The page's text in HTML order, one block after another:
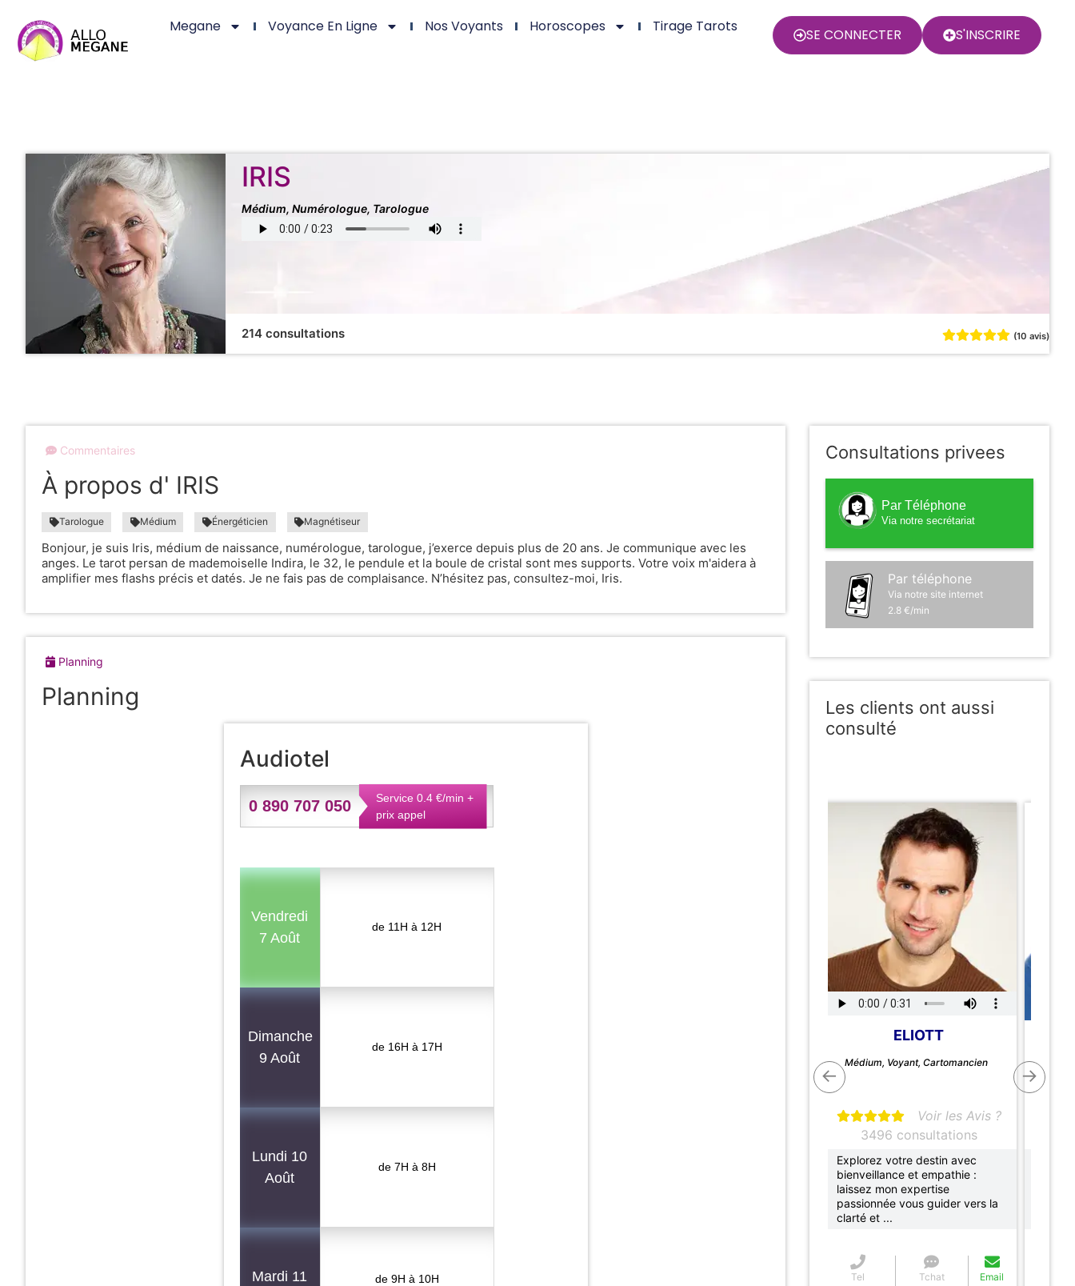
Megane Voyance En Ligne Nos Voyants Horoscopes Tirage Tarots SE CONNECTER S'INSCRIRE
IRIS
Médium, Numérologue, Tarologue
214 consultations (10 avis)
Commentaires
À propos d' IRIS
Tarologue Médium Énergéticien Magnétiseur
Bonjour, je suis Iris, médium de naissance, numérologue, tarologue, j’exerce depuis plus de 20 ans. Je communique avec les
anges. Le tarot persan de mademoiselle Indira, le 32, le pendule et la boule de cristal sont mes supports. Votre voix m'aidera à
amplifier mes flashs précis et datés. Je ne fais pas de complaisance. N’hésitez pas, consultez-moi, Iris.
Planning
Planning
Audiotel
0 890 707 050
Service 0.4 €/min +
prix appel
Vendredi
7 Août
de 11H à 12H
Dimanche
9 Août
de 16H à 17H
Lundi 10
Août
de 7H à 8H
Mardi 11
de 9H à 10H
Consultations privees
Par Téléphone
Via notre secrétariat
Par téléphone
Via notre site internet
2.8 €/min
Les clients ont aussi
consulté
ELIOTT
Médium, Voyant, Cartomancien
Voir les Avis ?
3496 consultations
Explorez votre destin avec
bienveillance et empathie :
laissez mon expertise
passionnée vous guider vers la
clarté et ...
Tel Tchat Email
← →